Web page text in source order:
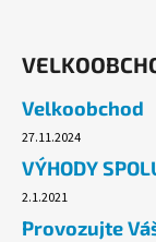
u
u
j
e
m
e
Velkoobchod
27.11.2024
VÝHODY
2.1.2021
Provozujte